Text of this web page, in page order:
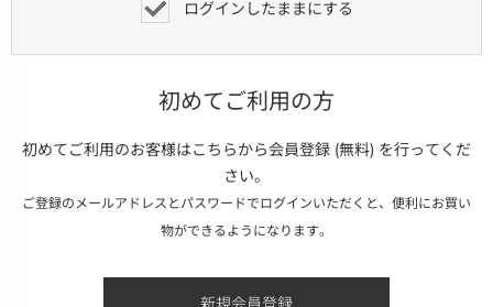
ログインしたままにする
初めてご利用の方
初めてご利用のお客様はこちらから会員登録 (無料) を行ってくだ
さい。
ご登録のメールアドレスとパスワードでログインいただくと、便利にお買い
物ができるようになります。